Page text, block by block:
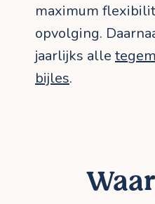
maximum
opvolging.
jaarlijks alle
bijles.